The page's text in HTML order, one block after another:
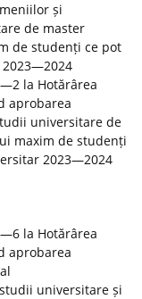
și
de master
de studenți ce pot
la Hotărârea
aprobarea
universitare de
maxim de studenți
2023—2024
la Hotărârea
aprobarea
universitare și